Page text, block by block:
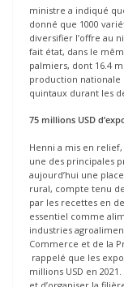
ministre a indiqué
donné que 1000
diversifier l’offre au
fait état, dans le
palmiers, dont 16.4
production nationale
quintaux durant les
75 millions USD
Henni a mis en
une des principales
aujourd’hui une
rural, compte tenu
par les recettes en
essentiel comme
industries
Commerce et de la
rappelé que les
millions USD en